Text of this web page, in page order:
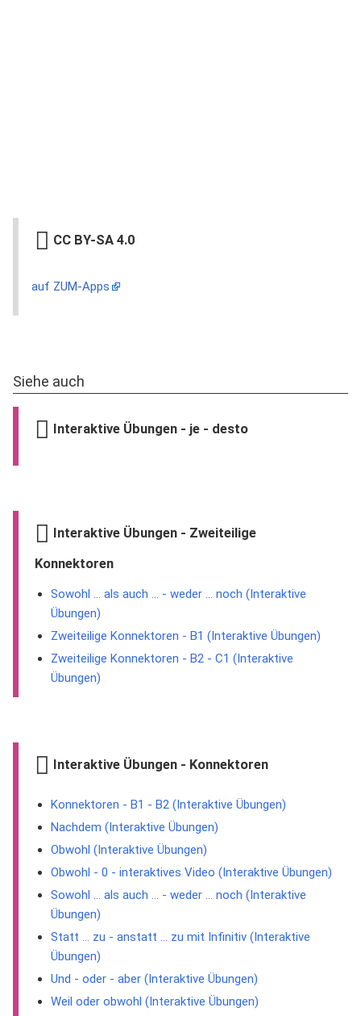
CC BY-SA 4.0
auf ZUM-Apps
Siehe auch
Interaktive Übungen - je - desto
Interaktive Übungen - Zweiteilige
Konnektoren
Sowohl ... als auch ... - weder ... noch (Interaktive
Übungen)
Zweiteilige Konnektoren - B1 (Interaktive Übungen)
Zweiteilige Konnektoren - B2 - C1 (Interaktive
Übungen)
Interaktive Übungen - Konnektoren
Konnektoren - B1 - B2 (Interaktive Übungen)
Nachdem (Interaktive Übungen)
Obwohl (Interaktive Übungen)
Obwohl - 0 - interaktives Video (Interaktive Übungen)
Sowohl ... als auch ... - weder ... noch (Interaktive
Übungen)
Statt ... zu - anstatt ... zu mit Infinitiv (Interaktive
Übungen)
Und - oder - aber (Interaktive Übungen)
Weil oder obwohl (Interaktive Übungen)